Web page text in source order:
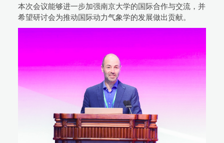
本次会议能够进一步加强南京大学的国际合作与交流，并
希望研讨会为推动国际动力气象学的发展做出贡献。